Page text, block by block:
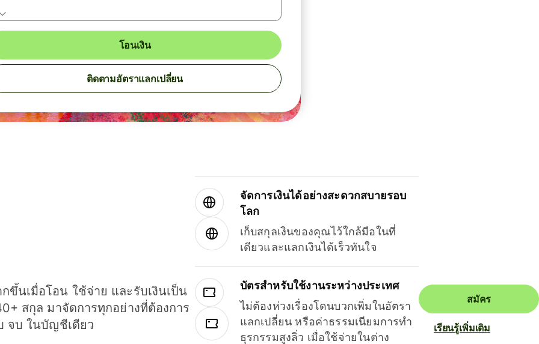
โอนเงิน
ติดตามอัตราแลกเปลี่ยน
ขึ้นเมื่อโอน ใช้จ่าย และรับเงินเป็น
สกุล มาจัดการทุกอย่างที่ต้องการ
จบ ในบัญชีเดียว
จัดการเงินได้อย่างสะดวกสบายรอบ
โลก
เก็บสกุลเงินของคุณไว้ใกล้มือในที่
เดียวและแลกเงินได้เร็วทันใจ
บัตรสำหรับใช้งานระหว่างประเทศ
ไม่ต้องห่วงเรื่องโดนบวกเพิ่มในอัตรา
แลกเปลี่ยน หรือค่าธรรมเนียมการทำ
ธุรกรรมสูงลิ่ว เมื่อใช้จ่ายในต่าง
สมัคร
เรียนรู้เพิ่มเติม